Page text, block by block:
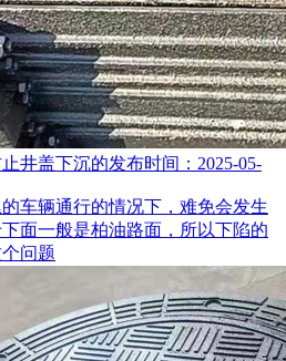
井盖下沉的发布时间：2025-05-
车辆通行的情况下，难免会发生
面一般是柏油路面，所以下陷的
问题